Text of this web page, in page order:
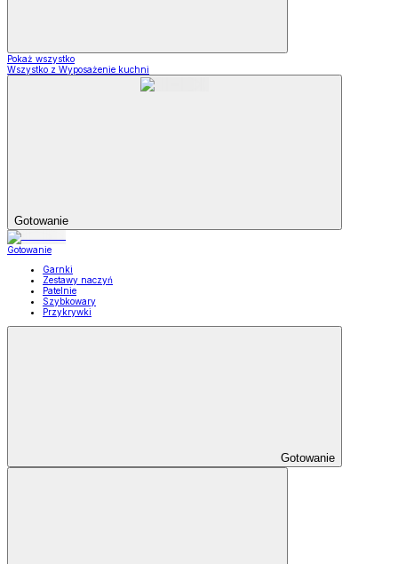
Pokaż wszystko
Wszystko z Wyposażenie kuchni
Gotowanie
Gotowanie
Garnki
Zestawy naczyń
Patelnie
Szybkowary
Przykrywki
Gotowanie